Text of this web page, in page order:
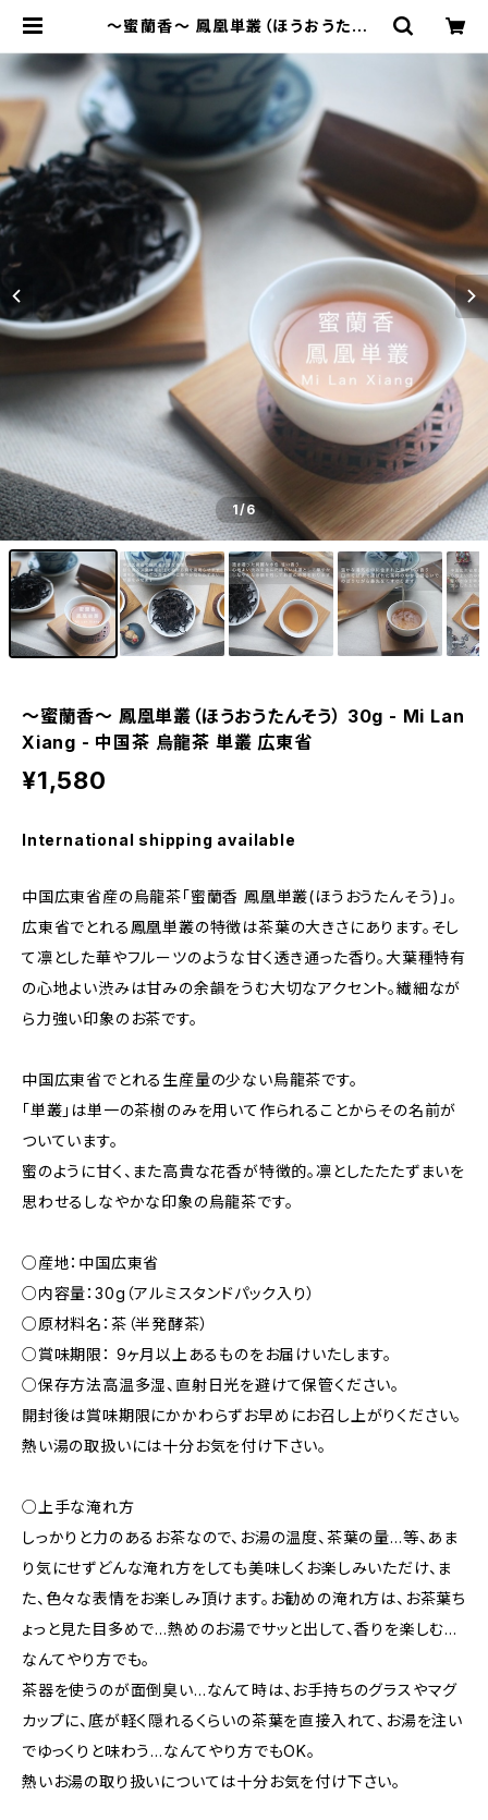
～蜜蘭香～ 鳳凰単叢（ほうおうたんそ
烏龍茶 単叢 広東省 | 三陽茶荘 - Sa
myong Tea -
1/6
～蜜蘭香～ 鳳凰単叢（ほうおうたんそう） 30g - Mi Lan
Xiang - 中国茶 烏龍茶 単叢 広東省
¥1,580
International shipping available
中国広東省産の烏龍茶「蜜蘭香 鳳凰単叢(ほうおうたんそう)」。
広東省でとれる鳳凰単叢の特徴は茶葉の大きさにあります。そし
て凛とした華やフルーツのような甘く透き通った香り。大葉種特有
の心地よい渋みは甘みの余韻をうむ大切なアクセント。繊細なが
ら力強い印象のお茶です。
中国広東省でとれる生産量の少ない烏龍茶です。
「単叢」は単一の茶樹のみを用いて作られることからその名前が
ついています。
蜜のように甘く、また高貴な花香が特徴的。凛としたたたずまいを
思わせるしなやかな印象の烏龍茶です。
○産地：中国広東省
○内容量：30g（アルミスタンドパック入り）
○原材料名：茶（半発酵茶）
○賞味期限： 9ヶ月以上あるものをお届けいたします。
○保存方法高温多湿、直射日光を避けて保管ください。
開封後は賞味期限にかかわらずお早めにお召し上がりください。
熱い湯の取扱いには十分お気を付け下さい。
○上手な淹れ方
しっかりと力のあるお茶なので、お湯の温度、茶葉の量…等、あま
り気にせずどんな淹れ方をしても美味しくお楽しみいただけ、ま
た、色々な表情をお楽しみ頂けます。お勧めの淹れ方は、お茶葉ち
ょっと見た目多めで…熱めのお湯でサッと出して、香りを楽しむ…
なんてやり方でも。
茶器を使うのが面倒臭い…なんて時は、お手持ちのグラスやマグ
カップに、底が軽く隠れるくらいの茶葉を直接入れて、お湯を注い
でゆっくりと味わう…なんてやり方でもOK。
熱いお湯の取り扱いについては十分お気を付け下さい。